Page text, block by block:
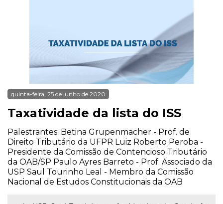
quinta-feira, 25 de junho de 2020
Taxatividade da lista do ISS
Palestrantes: Betina Grupenmacher - Prof. de
Direito Tributário da UFPR Luiz Roberto Peroba -
Presidente da Comissão de Contencioso Tributário
da OAB/SP Paulo Ayres Barreto - Prof. Associado da
USP Saul Tourinho Leal - Membro da Comissão
Nacional de Estudos Constitucionais da OAB